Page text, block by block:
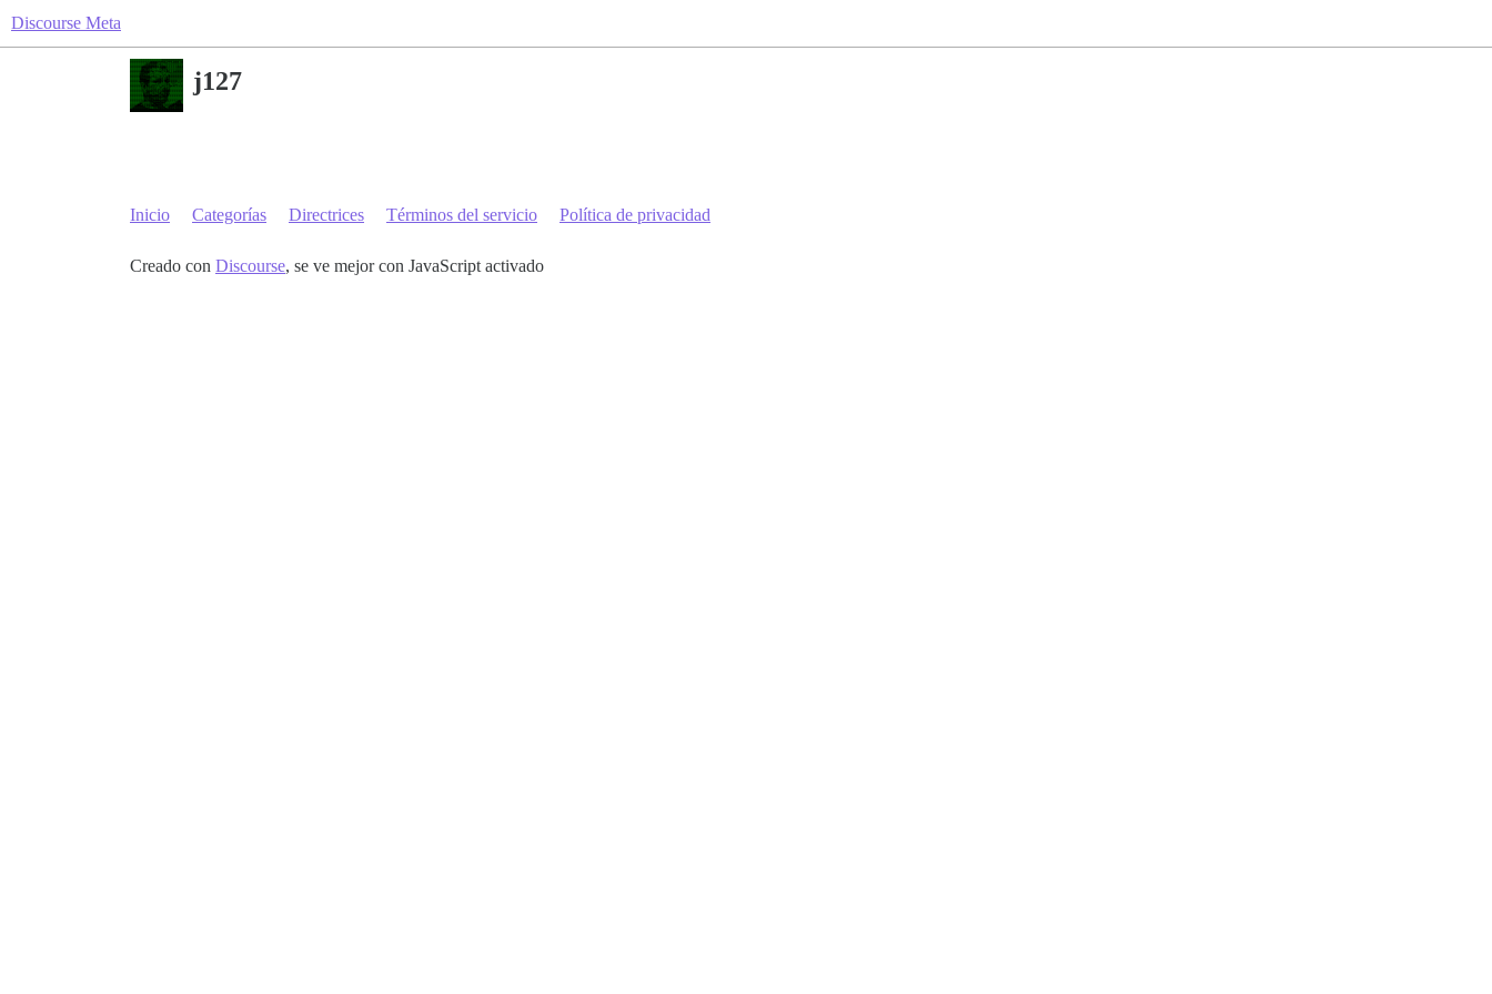
Discourse Meta
j127
Inicio Categorías Directrices Términos del servicio Política de privacidad
Creado con Discourse, se ve mejor con JavaScript activado